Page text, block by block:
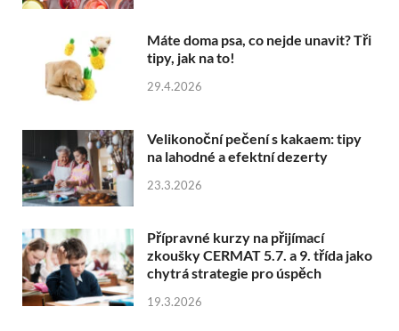
Máte doma psa, co nejde unavit? Tři
tipy, jak na to!
29.4.2026
Velikonoční pečení s kakaem: tipy
na lahodné a efektní dezerty
23.3.2026
Přípravné kurzy na přijímací
zkoušky CERMAT 5.7. a 9. třída jako
chytrá strategie pro úspěch
19.3.2026